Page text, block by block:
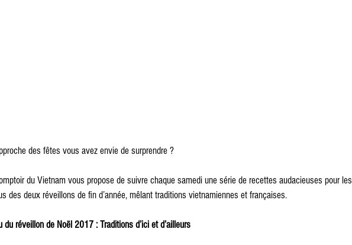
des fêtes vous avez envie de surprendre ?
du Vietnam vous propose de suivre chaque samedi une série de recettes audacieuses pour les
des deux réveillons de fin d’année, mêlant traditions vietnamiennes et françaises.
du réveillon de Noël 2017 : Traditions d’ici et d’ailleurs